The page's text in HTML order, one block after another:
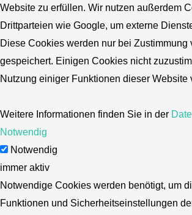
Website zu erfüllen. Wir nutzen außerdem
Drittparteien wie Google, um externe
Diese Cookies werden nur bei Zustimmung
gespeichert. Einigen Cookies nicht
Nutzung einiger Funktionen dieser Website
Weitere Informationen finden Sie in der
Notwendig
Notwendig
immer aktiv
Notwendige Cookies werden benötigt, um
Funktionen und Sicherheitseinstellungen